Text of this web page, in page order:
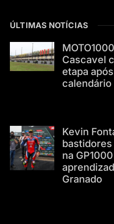
ÚLTIMAS NOTÍCIAS
Cascavel
etapa
calendário
Kevin
na
Granado